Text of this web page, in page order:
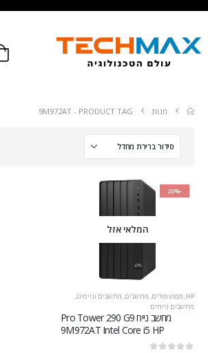
חנות PRODUCT TAG -
9M972AT
-20%
המלאי אזל
HP מבצע פורים מחשבים מחשבים וגיימינג
מחשבים נייחים
מחשב נייח Pro Tower 290 G9‎
9M972AT Intel Core i5 HP